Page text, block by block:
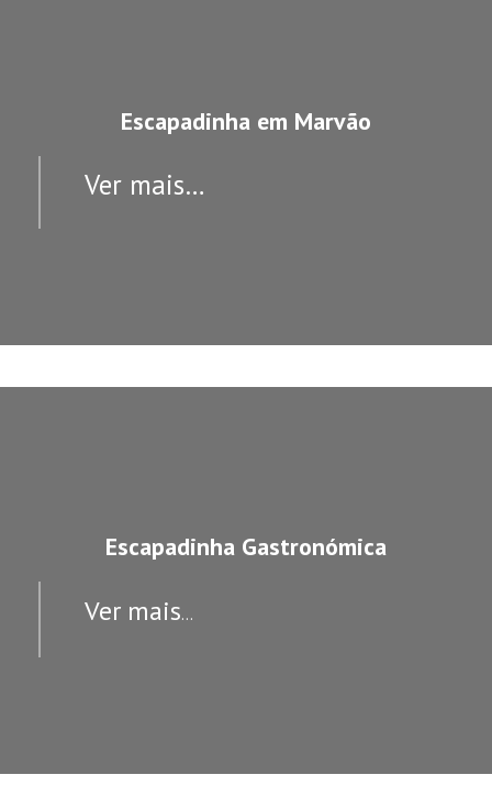
Escapadinha em Marvão
Ver mais…
Escapadinha Gastronómica
Ver mais…